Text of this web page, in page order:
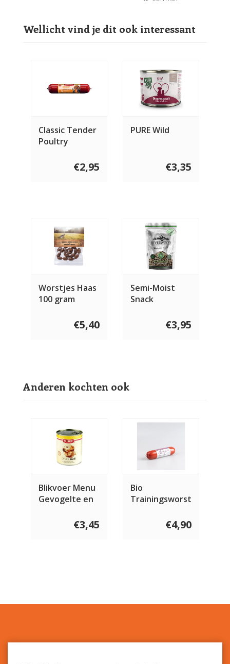
Wellicht vind je dit ook interessant
Classic Tender
Poultry
€2,95
PURE Wild
€3,35
Worstjes Haas
100 gram
€5,40
Semi-Moist
Snack
Friend 200€3,95
Anderen kochten ook
Blikvoer Menu
Gevogelte en
€3,45
Bio
Trainingsworst
€4,90